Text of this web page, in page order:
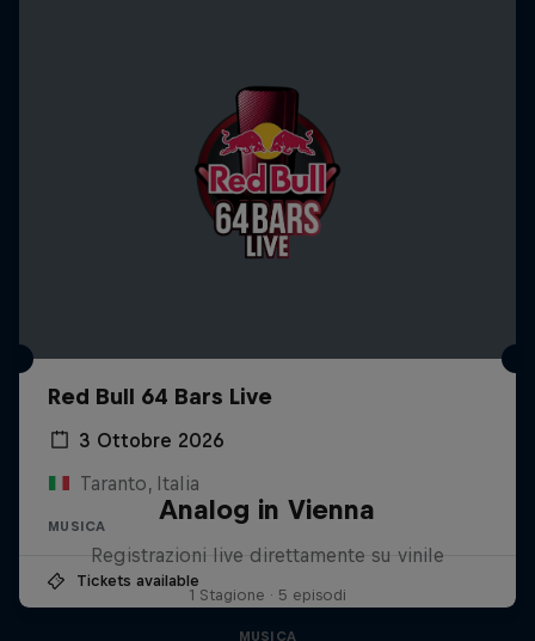
Red Bull 64 Bars Live
3 Ottobre 2026
Taranto, Italia
MUSICA
Tickets available
Analog in Vienna
Registrazioni live direttamente su vinile
1 Stagione · 5 episodi
MUSICA